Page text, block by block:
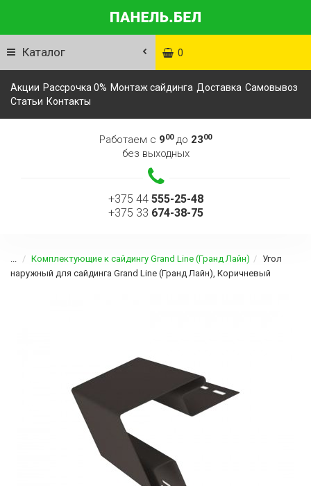
Каталог 0
Акции Рассрочка 0% Монтаж сайдинга Доставка Самовывоз
Статьи Контакты
Работаем с 900до 2300
без выходных
+375 44 555-25-48
+375 33 674-38-75
... Комплектующие к сайдингу Grand Line (Гранд Лайн)
Угол
наружный для сайдинга Grand Line (Гранд Лайн), Коричневый